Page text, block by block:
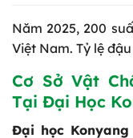
Năm 2025, 200
Việt Nam. Tỷ lệ
Cơ Sở Vật
Tại Đại Học
Đại học Konyang